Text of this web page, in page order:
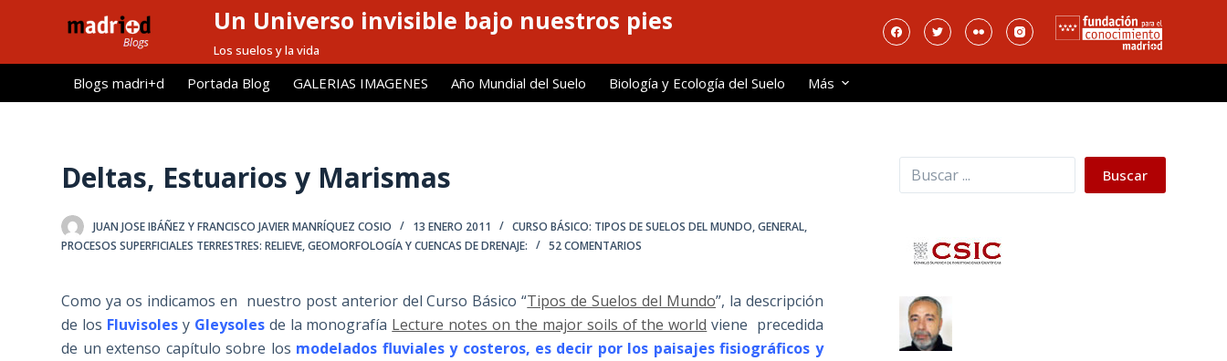
l
Un Universo invisible bajo nuestros pies
Los suelos y la vida
Blogs madri+d Portada Blog GALERIAS IMAGENES Año Mundial del Suelo Biología y Ecología del Suelo Más
Deltas, Estuarios y Marismas
JUAN JOSE IBÁÑEZ Y FRANCISCO JAVIER MANRÍQUEZ COSIO 13 ENERO 2011 CURSO BÁSICO: TIPOS DE SUELOS DEL MUNDO,GENERAL,
PROCESOS SUPERFICIALES TERRESTRES: RELIEVE, GEOMORFOLOGÍA Y CUENCAS DE DRENAJE:
52 COMENTARIOS
Como ya os indicamos en nuestro post anterior del Curso Básico “Tipos de Suelos del Mundo”, la descripción
de los Fluvisoles y Gleysolesde la monografía Lecture notes on the major soils of the world viene precedida
de un extenso capítulo sobre los modelados fluviales y costeros, es decir por los paisajes fisiográficos y
Buscar Buscar